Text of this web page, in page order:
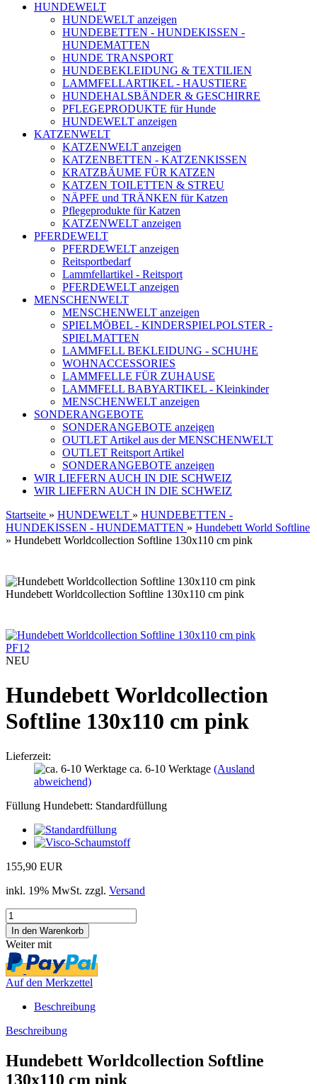
HUNDEWELT
HUNDEWELT anzeigen
HUNDEBETTEN - HUNDEKISSEN -
HUNDEMATTEN
HUNDE TRANSPORT
HUNDEBEKLEIDUNG & TEXTILIEN
LAMMFELLARTIKEL - HAUSTIERE
HUNDEHALSBÄNDER & GESCHIRRE
PFLEGEPRODUKTE für Hunde
HUNDEWELT anzeigen
KATZENWELT
KATZENWELT anzeigen
KATZENBETTEN - KATZENKISSEN
KRATZBÄUME FÜR KATZEN
KATZEN TOILETTEN & STREU
NÄPFE und TRÄNKEN für Katzen
Pflegeprodukte für Katzen
KATZENWELT anzeigen
PFERDEWELT
PFERDEWELT anzeigen
Reitsportbedarf
Lammfellartikel - Reitsport
PFERDEWELT anzeigen
MENSCHENWELT
MENSCHENWELT anzeigen
SPIELMÖBEL - KINDERSPIELPOLSTER -
SPIELMATTEN
LAMMFELL BEKLEIDUNG - SCHUHE
WOHNACCESSORIES
LAMMFELLE FÜR ZUHAUSE
LAMMFELL BABYARTIKEL - Kleinkinder
MENSCHENWELT anzeigen
SONDERANGEBOTE
SONDERANGEBOTE anzeigen
OUTLET Artikel aus der MENSCHENWELT
OUTLET Reitsport Artikel
SONDERANGEBOTE anzeigen
WIR LIEFERN AUCH IN DIE SCHWEIZ
WIR LIEFERN AUCH IN DIE SCHWEIZ
Startseite » HUNDEWELT » HUNDEBETTEN -
HUNDEKISSEN - HUNDEMATTEN » Hundebett World Softline
» Hundebett Worldcollection Softline 130x110 cm pink
Hundebett Worldcollection Softline 130x110 cm pink
PF12
NEU
Hundebett Worldcollection
Softline 130x110 cm pink
Lieferzeit:
ca. 6-10 Werktage (Ausland
abweichend)
Füllung Hundebett: Standardfüllung
155,90 EUR
inkl. 19% MwSt. zzgl. Versand
Weiter mit
Auf den Merkzettel
Beschreibung
Beschreibung
Hundebett Worldcollection Softline
130x110 cm pink